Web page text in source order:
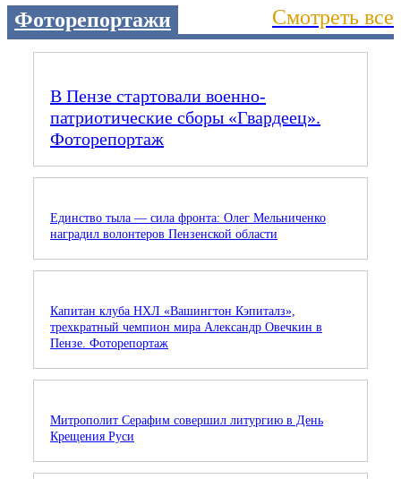
Фоторепортажи Смотреть все
В Пензе стартовали военно-
патриотические сборы «Гвардеец».
Фоторепортаж
Единство тыла — сила фронта: Олег Мельниченко
наградил волонтеров Пензенской области
Капитан клуба НХЛ «Вашингтон Кэпиталз»,
трехкратный чемпион мира Александр Овечкин в
Пензе. Фоторепортаж
Митрополит Серафим совершил литургию в День
Крещения Руси